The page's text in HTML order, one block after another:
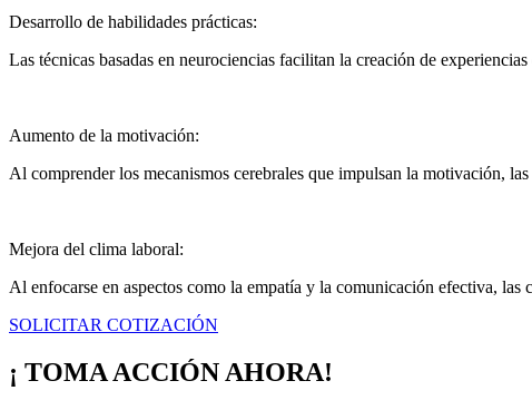
Desarrollo de habilidades prácticas:
Las técnicas basadas en neurociencias facilitan la creación de
Aumento de la motivación:
Al comprender los mecanismos cerebrales que impulsan la motivación,
Mejora del clima laboral:
Al enfocarse en aspectos como la empatía y la comunicación efectiva,
SOLICITAR COTIZACIÓN
¡ TOMA ACCIÓN AHORA!